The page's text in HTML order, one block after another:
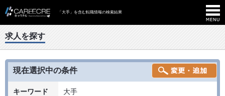
「大手」を含む転職情報の検索結果
求人を探す
現在選択中の条件
キーワード 大手